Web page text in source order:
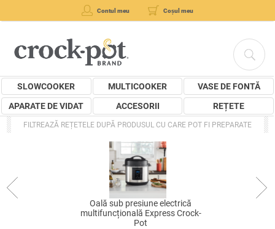
Contul meu Coșul meu
SLOWCOOKER MULTICOOKER
VASE DE FONTĂ
APARATE DE VIDAT
ACCESORII REȚETE
FILTREAZĂ REȚETELE DUPĂ PRODUSUL CU CARE POT FI PREPARATE
Oală sub presiune electrică
multifuncțională Express Crock-
Pot